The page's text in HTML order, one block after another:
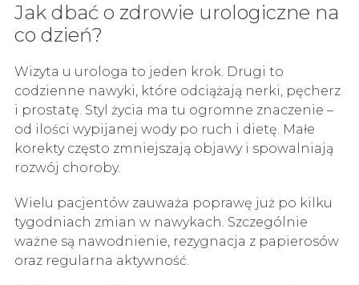
Jak dbać o zdrowie urologiczne na
co dzień?
Wizyta u urologa to jeden krok. Drugi to
codzienne nawyki, które odciążają nerki, pęcherz
i prostatę. Styl życia ma tu ogromne znaczenie –
od ilości wypijanej wody po ruch i dietę. Małe
korekty często zmniejszają objawy i spowalniają
rozwój choroby.
Wielu pacjentów zauważa poprawę już po kilku
tygodniach zmian w nawykach. Szczególnie
ważne są nawodnienie, rezygnacja z papierosów
oraz regularna aktywność.